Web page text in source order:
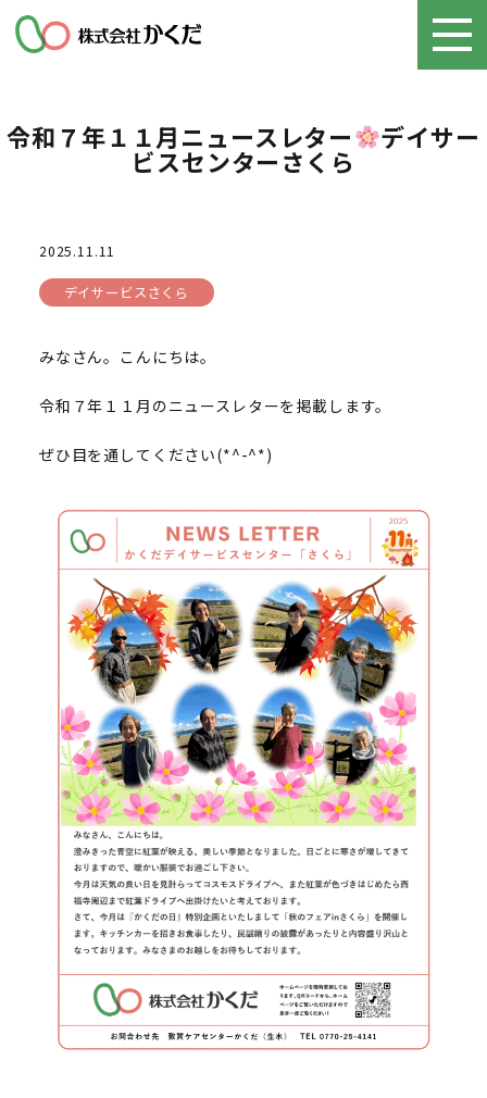
令和７年１１月ニュースレター デイサー
ビスセンターさくら
2025.11.11
デイサービスさくら
みなさん。こんにちは。
令和７年１１月のニュースレターを掲載します。
ぜひ目を通してください(*^-^*)